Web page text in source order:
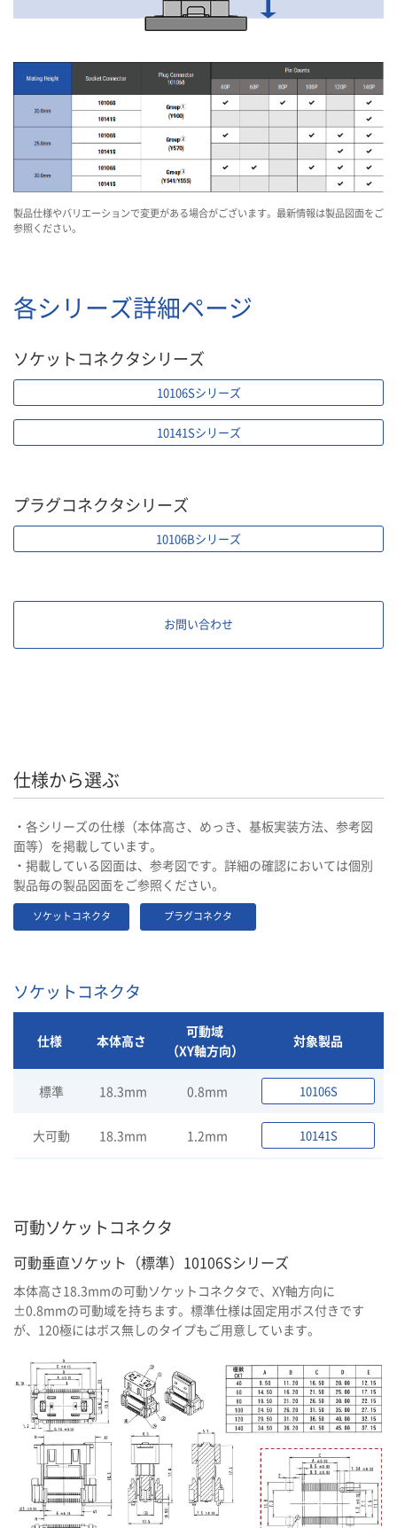
製品仕様やバリエーションで変更がある場合がございます。最新情報は製品図面をご
参照ください。
各シリーズ詳細ページ
ソケットコネクタシリーズ
10106Sシリーズ
10141Sシリーズ
プラグコネクタシリーズ
10106Bシリーズ
お問い合わせ
仕様から選ぶ
・各シリーズの仕様（本体高さ、めっき、基板実装方法、参考図
面等）を掲載しています。
・掲載している図面は、参考図です。詳細の確認においては個別
製品毎の製品図面をご参照ください。
ソケットコネクタ プラグコネクタ
ソケットコネクタ
仕様 本体高さ
可動域
（XY軸方向）
対象製品
標準 18.3mm 0.8mm 10106S
大可動 18.3mm 1.2mm 10141S
可動ソケットコネクタ
可動垂直ソケット（標準）10106Sシリーズ
本体高さ18.3mmの可動ソケットコネクタで、XY軸方向に
±0.8mmの可動域を持ちます。標準仕様は固定用ボス付きです
が、120極にはボス無しのタイプもご用意しています。